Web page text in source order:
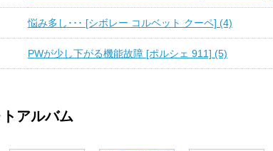
悩み多し･･･ [シボレー コルベット クーペ] (4)
PWが少し下がる機能故障 [ポルシェ 911] (5)
アルバム